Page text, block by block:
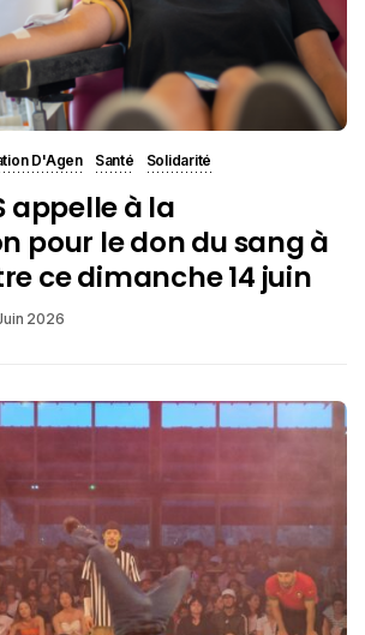
D'Agen Santé Solidarité
appelle à la
pour le don du sang à
ce dimanche 14 juin
2026